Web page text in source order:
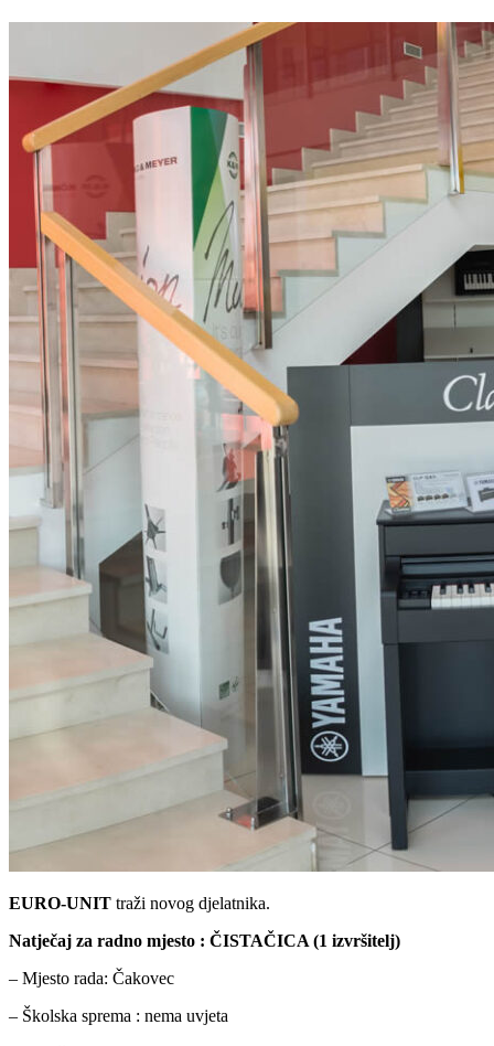
EURO-UNIT traži novog djelatnika.
Natječaj za radno mjesto : ČISTAČICA (1 izvršitelj)
– Mjesto rada: Čakovec
– Školska sprema : nema uvjeta